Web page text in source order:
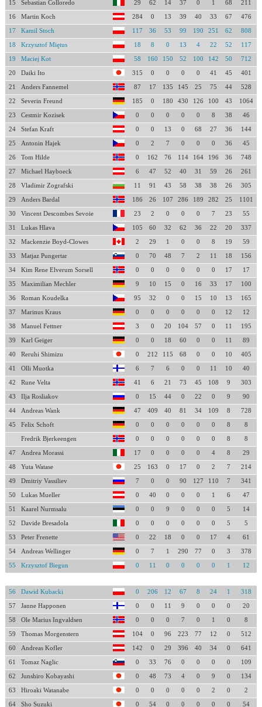
15 Sebastian Colloredo 29 62 14 37 0 1 68 211
16 Martin Koch 284 0 13 39 40 33 67 476
17 Kamil Stoch 117 36 53 99 190 251 62 808
18 Krzysztof Miętus 18 8 0 13 4 22 52 117
19 Maciej Kot 58 160 150 52 100 142 50 712
20 Daiki Ito 315 0 0 0 0 41 45 401
21 Anders Fannemel 87 17 135 145 25 75 44 528
22 Severin Freund 185 0 180 430 126 100 43 1064
23 Cestmir Kozisek 0 0 0 0 0 8 38 46
24 Stefan Kraft 0 0 13 0 68 27 36 144
25 Antonin Hajek 0 2 7 0 0 0 36 45
26 Tom Hilde 0 162 76 114 164 196 36 748
27 Michael Hayboeck 6 47 52 40 31 59 26 261
28 Vladimir Zografski 11 91 43 58 38 38 26 305
29 Anders Bardal 186 26 107 286 189 282 25 1101
30 Vincent Descombes Sevoie 23 2 0 0 0 7 23 55
31 Lukas Hlava 105 60 32 62 36 22 20 337
32 Mackenzie Boyd-Clowes 2 29 1 0 0 8 19 59
33 Matjaz Pungertar 0 70 48 7 2 11 18 156
34 Kim Rene Elverum Sorsell 0 0 0 0 0 0 17 17
35 Maximilian Mechler 9 10 15 0 16 33 17 100
36 Roman Koudelka 95 32 0 0 15 10 13 165
37 Marinus Kraus 0 0 0 0 0 0 12 12
38 Manuel Fettner 3 0 20 104 57 0 11 195
39 Karl Geiger 0 0 18 60 0 0 11 89
40 Reruhi Shimizu 0 212 115 68 0 0 10 405
41 Olli Muotka 6 7 6 0 0 11 10 40
42 Rune Velta 41 6 21 73 45 108 9 303
43 Ilja Rosliakov 0 15 44 0 22 0 9 90
44 Andreas Wank 47 409 40 81 34 109 8 728
45 Felix Schoft 0 0 0 0 0 0 8 8
Fredrik Bjerkeengen 0 0 0 0 0 0 8 8
47 Andrea Morassi 17 0 0 0 0 4 8 29
48 Yuta Watase 25 163 0 17 0 2 7 214
49 Dmitriy Vassiliev 7 0 0 90 127 110 7 341
50 Lukas Mueller 0 40 0 0 0 1 6 47
51 Kaarel Nurmsalu 0 0 9 0 0 0 5 14
52 Davide Bresadola 0 0 0 0 0 0 5 5
53 Peter Frenette 0 22 18 0 0 17 4 61
54 Andreas Wellinger 0 7 1 290 77 0 3 378
55 Krzysztof Biegun 0 11 0 0 0 0 1 12
56 Dawid Kubacki 0 206 12 67 8 24 1 318
57 Janne Happonen 0 0 11 9 0 0 0 20
58 Ole Marius Ingvaldsen 0 0 0 7 0 1 0 8
59 Thomas Morgenstern 104 0 96 223 77 12 0 512
60 Andreas Kofler 142 0 29 396 40 34 0 641
61 Tomaz Naglic 0 33 76 0 0 0 0 109
62 Junshiro Kobayashi 0 48 73 4 0 9 0 134
63 Hiroaki Watanabe 0 0 0 0 0 2 0 2
64 Sho Suzuki 0 54 0 0 0 0 0 54